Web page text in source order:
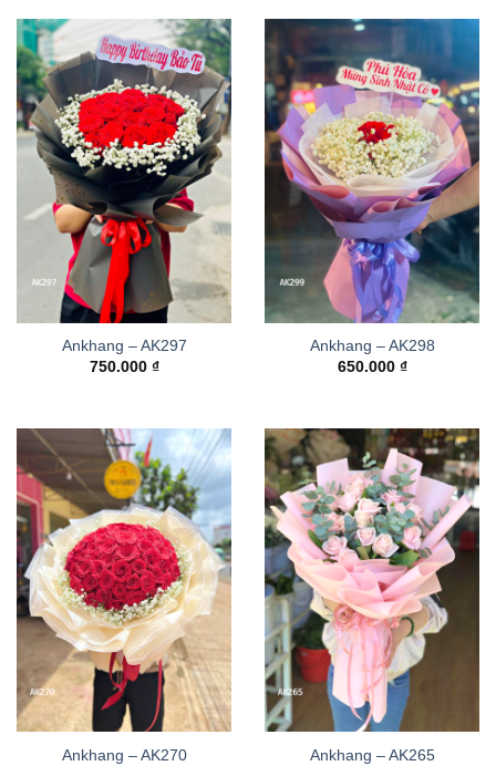
Ankhang – AK297
750.000 ₫
Ankhang – AK298
650.000 ₫
Ankhang – AK270
Ankhang – AK265